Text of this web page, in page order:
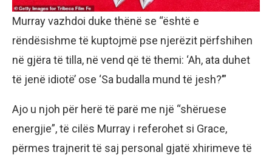
Murray vazhdoi duke thënë se “është e
rëndësishme të kuptojmë pse njerëzit përfshihen
në gjëra të tilla, në vend që të themi: ‘Ah, ata duhet
të jenë idiotë’ ose ‘Sa budalla mund të jesh?’”
Ajo u njoh për herë të parë me një “shëruese
energjie”, të cilës Murray i referohet si Grace,
përmes trajnerit të saj personal gjatë xhirimeve të